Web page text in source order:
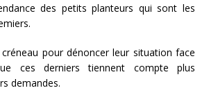
des petits planteurs qui sont les
pour dénoncer leur situation face
ces derniers tiennent compte plus
demandes.